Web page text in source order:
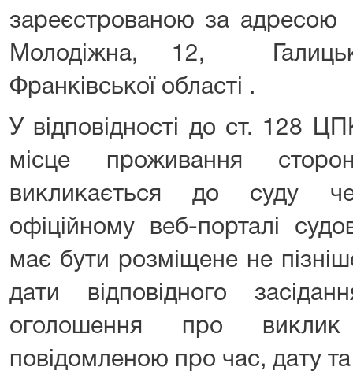
зареєстрованою за
Молодіжна, 12,
Франківської області .
У відповідності до ст. 128
місце проживання
викликається до суду
офіційному веб-порталі
має бути розміщене не
дати відповідного
оголошення про
повідомленою про час, дату